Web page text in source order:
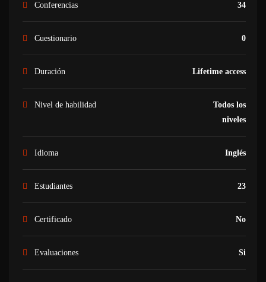
Conferencias 34
Cuestionario 0
Duración Lifetime access
Nivel de habilidad
Todos los
niveles
Idioma Inglés
Estudiantes 23
Certificado No
Evaluaciones Si